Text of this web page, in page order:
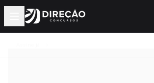
Open main menu